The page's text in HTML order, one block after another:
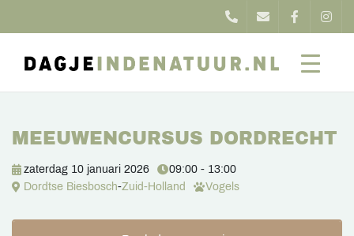
MEEUWENCURSUS DORDRECHT
zaterdag 10 januari 2026
09:00 - 13:00
Dordtse Biesbosch-Zuid-Holland Vogels